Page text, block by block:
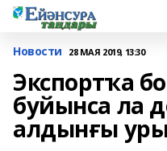
Новости 28 МАЯ 2019, 13:30
Экспортҡа
буйынса ла
алдынғы